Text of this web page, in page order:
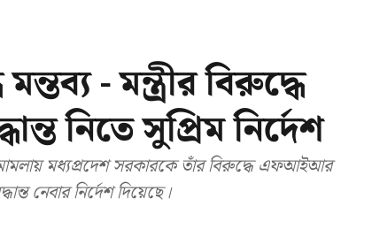
- মন্ত্রীর বিরুদ্ধে
নিতে সুপ্রিম নির্দেশ
মধ্যপ্রদেশ সরকারকে তাঁর বিরুদ্ধে এফআইআর
নেবার নির্দেশ দিয়েছে।